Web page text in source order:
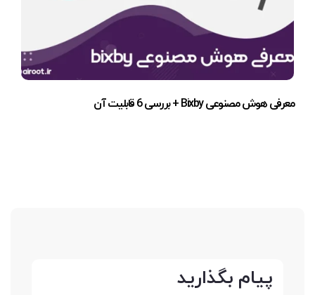
معرفی هوش مصنوعی Bixby + بررسی 6 قابلیت آن
پیام بگذارید